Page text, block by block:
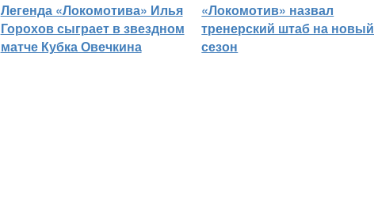
Легенда «Локомотива» Илья
Горохов сыграет в звездном
матче Кубка Овечкина
«Локомотив» назвал
тренерский штаб на новый
сезон